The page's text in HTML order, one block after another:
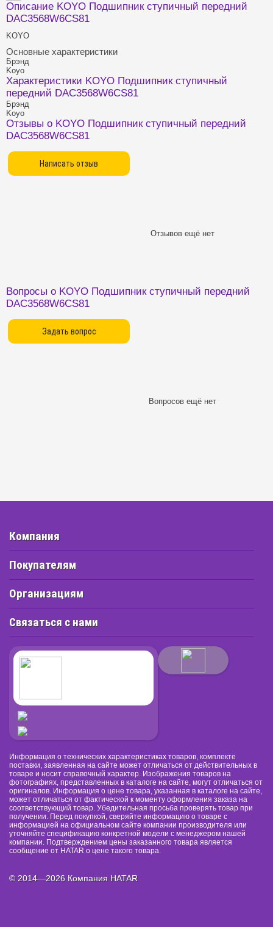
Описание KOYO Подшипник ступичный передний
DAC3568W6CS81
KOYO
Основные характеристики
Брэнд
Koyo
Характеристики KOYO Подшипник ступичный
передний DAC3568W6CS81
Брэнд
Koyo
Отзывы о KOYO Подшипник ступичный передний
DAC3568W6CS81
Отзывов ещё нет
Вопросы о KOYO Подшипник ступичный передний
DAC3568W6CS81
Вопросов ещё нет
Компания
Покупателям
Организациям
Связаться с нами
Информация о технических характеристиках товаров, комплекте
поставки, заявленная на сайте может отличаться от действительных в
товаре и носит справочный характер. Изображения товаров на
фотографиях, представленных в каталоге на сайте, могут отличаться от
оригиналов. Информация о цене товара, указанная в каталоге на сайте,
может отличаться от фактической к моменту оформления заказа на
соответствующий товар. Убедительная просьба проверять товар при
получении. Перед покупкой, сверяйте информацию о товаре с
информацией на официальном сайте компании производителя или
уточняйте спецификацию конкретной модели с менеджером нашей
компании. Подтверждением цены заказанного товара является
сообщение от HATAR о цене такого товара.
© 2014—2026 Компания HATAR